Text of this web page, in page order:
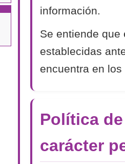
información.
Se entiende
establecidas
encuentra en
Política
carácter